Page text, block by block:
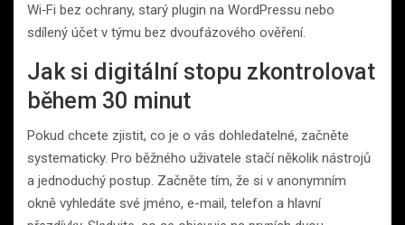
Wi‑Fi bez ochrany, starý plugin na WordPressu nebo
sdílený účet v týmu bez dvoufázového ověření.
Jak si digitální stopu zkontrolovat
během 30 minut
Pokud chcete zjistit, co je o vás dohledatelné, začněte
systematicky. Pro běžného uživatele stačí několik nástrojů
a jednoduchý postup. Začněte tím, že si v anonymním
okně vyhledáte své jméno, e-mail, telefon a hlavní